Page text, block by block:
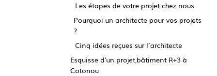
Les étapes de votre projet chez nous
Pourquoi un architecte pour vos projets
?
Cinq idées reçues sur l’architecte
Esquisse d'un projet,bâtiment R+3 à
Cotonou